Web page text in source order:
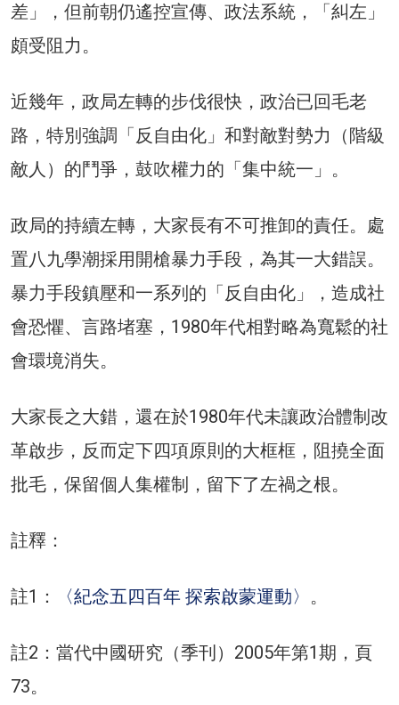
差」，但前朝仍遙控宣傳、政法系統，「糾左」
頗受阻力。
近幾年，政局左轉的步伐很快，政治已回毛老
路，特別強調「反自由化」和對敵對勢力（階級
敵人）的鬥爭，鼓吹權力的「集中統一」。
政局的持續左轉，大家長有不可推卸的責任。處
置八九學潮採用開槍暴力手段，為其一大錯誤。
暴力手段鎮壓和一系列的「反自由化」，造成社
會恐懼、言路堵塞，1980年代相對略為寬鬆的社
會環境消失。
大家長之大錯，還在於1980年代未讓政治體制改
革啟步，反而定下四項原則的大框框，阻撓全面
批毛，保留個人集權制，留下了左禍之根。
註釋：
註1： 〈紀念五四百年 探索啟蒙運動〉 。
註2：當代中國研究（季刊）2005年第1期，頁
73。